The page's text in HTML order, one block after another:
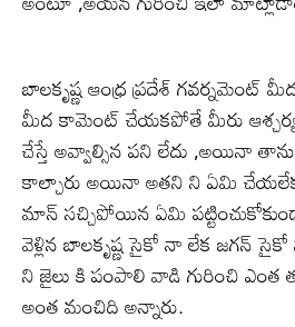
బాలకృష్ణ ఆంధ్ర ప్రదేశ్ గవర్నమెంట్
మీద కామెంట్ చేయకపోతే మీరు
చేస్తే అవ్వాల్సిన పని లేదు ,అయినా
కాల్చారు అయినా అతని ని ఏమి
మాన్ సచ్చిపోయిన ఏమి
వెళ్లిన బాలకృష్ణ సైకో నా లేక జగన్
ని జైలు కి పంపాలి వాడి గురించి ఎంత
అంత మంచిది అన్నారు.